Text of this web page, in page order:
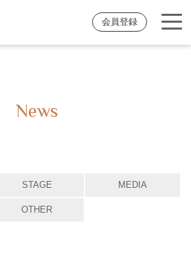
会員登録
News
STAGE MEDIA
OTHER